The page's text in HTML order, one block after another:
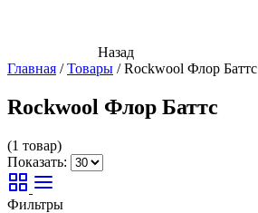
Назад
Главная /Товары /Rockwool Флор Баттс
Rockwool Флор Баттс
(1 товар)
Показать:
Фильтры